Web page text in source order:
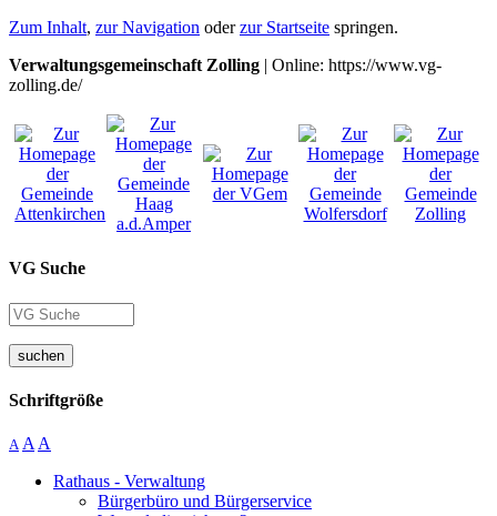
Zum Inhalt, zur Navigation oderzur Startseite springen.
Verwaltungsgemeinschaft Zolling | Online: https://www.vg-
zolling.de/
VG Suche
suchen
Schriftgröße
A A A
Rathaus - Verwaltung
Bürgerbüro und Bürgerservice